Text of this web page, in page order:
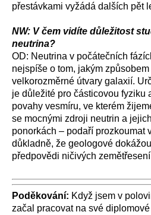
přestávkami vyžádá dalších pět
NW: V čem vidíte důležitost
neutrina?
OD: Neutrina v počátečních
nejspíše o tom, jakým
velkorozměrné útvary galaxií.
je důležité pro částicovou fyziku
povahy vesmíru, ve kterém
se mocnými zdroji neutrin a
ponorkách – podaří prozkoumat
důkladně, že geologové
předpovědi ničivých
Poděkování: Když jsem v
začal pracovat na své